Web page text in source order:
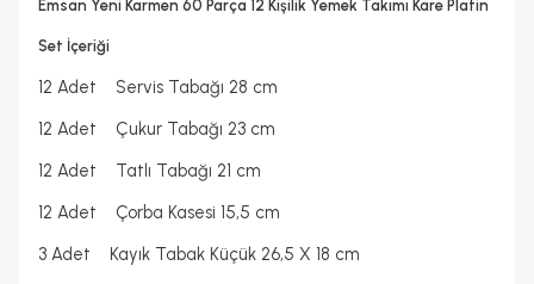
Hayır
2 Yıl
Emsan Yeni Karmen 60 Parça 12 Kişilik Yemek Takımı Kare Platin
Set İçeriği
12 Adet Servis Tabağı 28 cm
12 Adet Çukur Tabağı 23 cm
12 Adet Tatlı Tabağı 21 cm
12 Adet Çorba Kasesi 15,5 cm
3 Adet Kayık Tabak Küçük 26,5 X 18 cm